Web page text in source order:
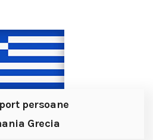
persoane
Grecia